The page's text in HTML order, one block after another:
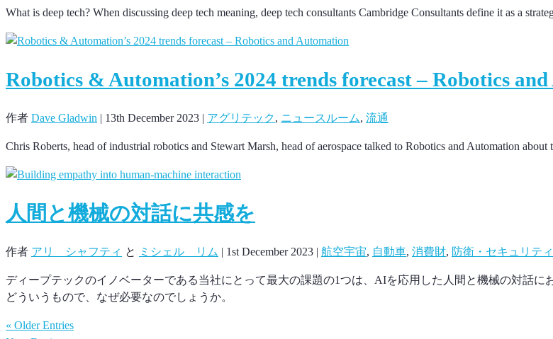
What is deep tech? When discussing deep tech meaning, deep tech consultants Cambridge Consultants define it as a
Robotics & Automation’s 2024 trends forecast – Robotics
作者 Dave Gladwin | 13th December 2023 | アグリテック, ニュースルーム, 流通
Chris Roberts, head of industrial robotics and Stewart Marsh, head of aerospace talked to Robotics and Automation about
人間と機械の対話に共感を
作者 アリ シャフティ と ミシェル リム | 1st December 2023 | 航空宇宙, 自動車, 消費財, 防衛・セキュリティ
ディープテックのイノベーターである当社にとって最大の課題の1つは、AIを応用した人間と機械の対話
どういうもので、なぜ必要なのでしょうか。
« Older Entries